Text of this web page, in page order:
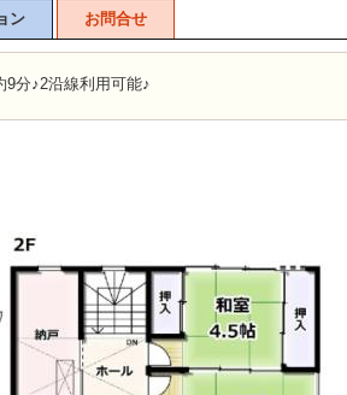
ン お問合せ
分♪2沿線利用可能♪